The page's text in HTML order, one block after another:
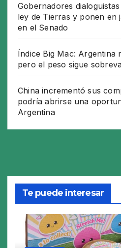
Gobernadores
ley de Tierras y ponen en
en el Senado
Índice Big Mac: Argentina
pero el peso sigue
China incrementó sus
podría abrirse una
Argentina
Te puede interesar